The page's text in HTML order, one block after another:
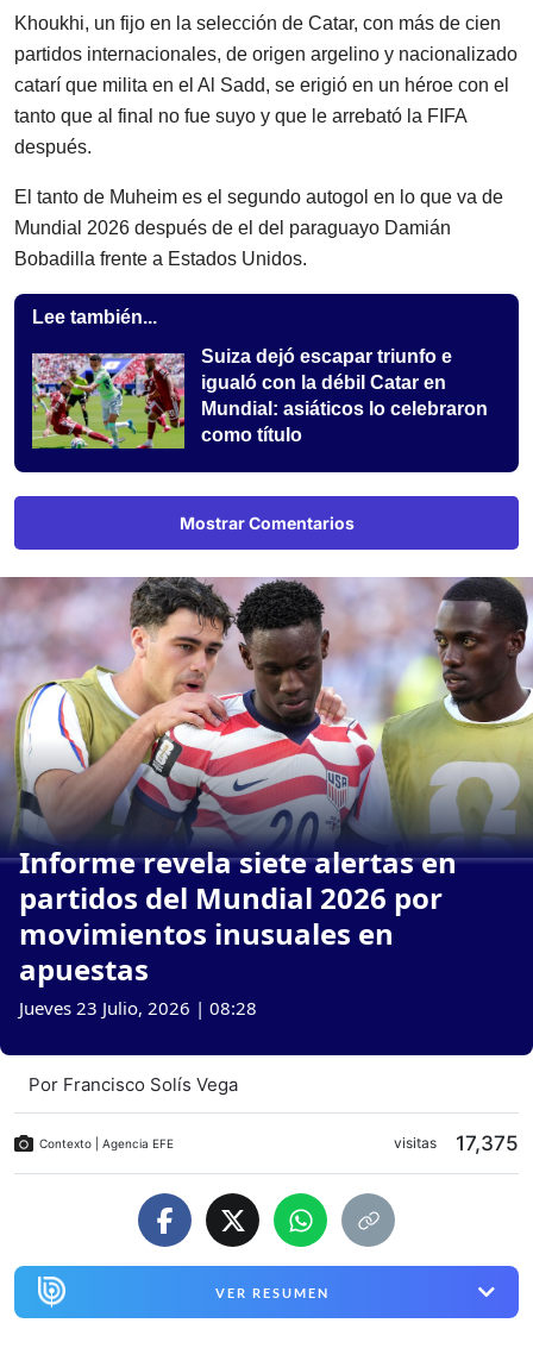
Khoukhi, un fijo en la selección de Catar, con más de cien
partidos internacionales, de origen argelino y nacionalizado
catarí que milita en el Al Sadd, se erigió en un héroe con el
tanto que al final no fue suyo y que le arrebató la FIFA
después.
El tanto de Muheim es el segundo autogol en lo que va de
Mundial 2026 después de el del paraguayo Damián
Bobadilla frente a Estados Unidos.
Lee también...
Suiza dejó escapar triunfo e
igualó con la débil Catar en
Mundial: asiáticos lo celebraron
como título
Mostrar Comentarios
Informe revela siete alertas en
partidos del Mundial 2026 por
movimientos inusuales en
apuestas
Jueves 23 Julio, 2026 | 08:28
Por Francisco Solís Vega
Contexto | Agencia EFE visitas 17,375
VER RESUMEN